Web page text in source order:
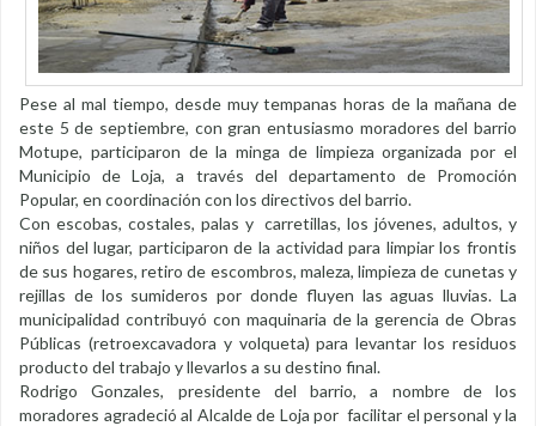
Pese al mal tiempo, desde muy tempanas horas de la mañana de
este 5 de septiembre, con gran entusiasmo moradores del barrio
Motupe, participaron de la minga de limpieza organizada por el
Municipio de Loja, a través del departamento de Promoción
Popular, en coordinación con los directivos del barrio.
Con escobas, costales, palas y carretillas, los jóvenes, adultos, y
niños del lugar, participaron de la actividad para limpiar los frontis
de sus hogares, retiro de escombros, maleza, limpieza de cunetas y
rejillas de los sumideros por donde fluyen las aguas lluvias. La
municipalidad contribuyó con maquinaria de la gerencia de Obras
Públicas (retroexcavadora y volqueta) para levantar los residuos
producto del trabajo y llevarlos a su destino final.
Rodrigo Gonzales, presidente del barrio, a nombre de los
moradores agradeció al Alcalde de Loja por facilitar el personal y la